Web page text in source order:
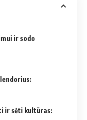
ir sodo
ir sėti kultūras: